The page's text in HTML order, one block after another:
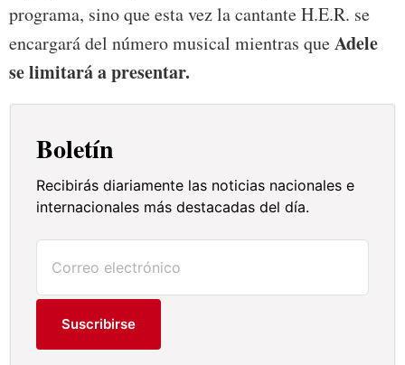
programa, sino que esta vez la cantante H.E.R. se
encargará del número musical mientras queAdele
se limitará a presentar.
Boletín
Recibirás diariamente las noticias nacionales e
internacionales más destacadas del día.
Suscribirse